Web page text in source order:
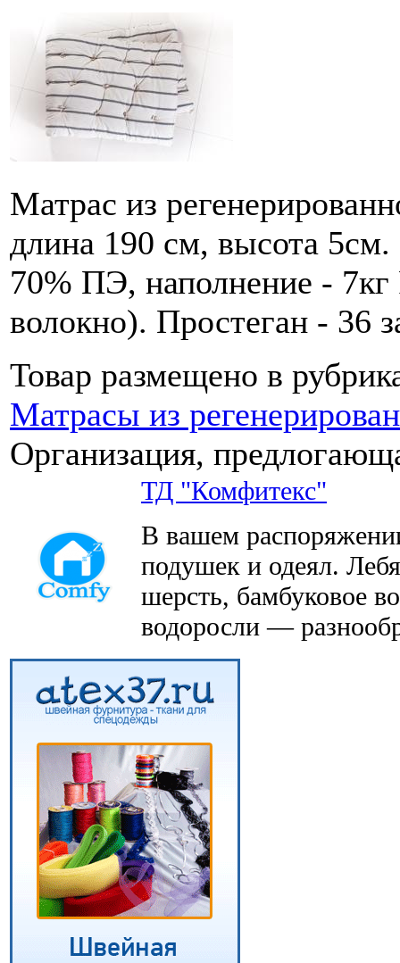
Матрас из
длина 190 см, высота
70% ПЭ, наполнение - 7кг
волокно). Простеган - 36
Товар размещено в
Матрасы из
Организация,
ТД "Комфитекс"
В вашем
подушек и одеял.
шерсть, бамбуковое
водоросли —